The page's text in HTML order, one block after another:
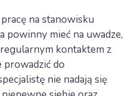
na stanowisku
powinny mieć na uwadze,
kontaktem z
prowadzić do
nie nadają się